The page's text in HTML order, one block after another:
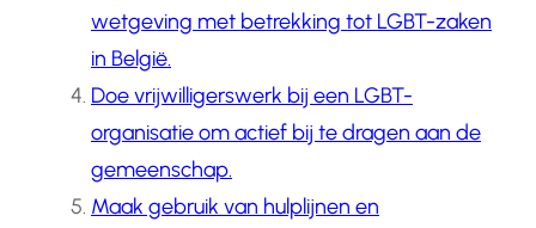
wetgeving met betrekking tot LGBT-zaken
in België.
Doe vrijwilligerswerk bij een LGBT-
organisatie om actief bij te dragen aan de
gemeenschap.
Maak gebruik van hulplijnen en